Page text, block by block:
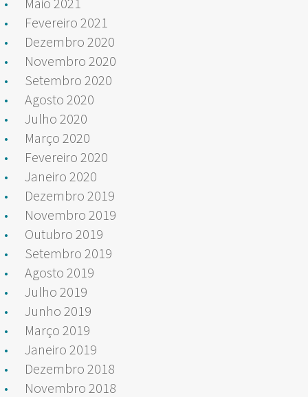
Fevereiro 2021
Dezembro 2020
Novembro 2020
Setembro 2020
Agosto 2020
Julho 2020
Março 2020
Fevereiro 2020
Janeiro 2020
Dezembro 2019
Novembro 2019
Outubro 2019
Setembro 2019
Agosto 2019
Julho 2019
Junho 2019
Março 2019
Janeiro 2019
Dezembro 2018
Novembro 2018